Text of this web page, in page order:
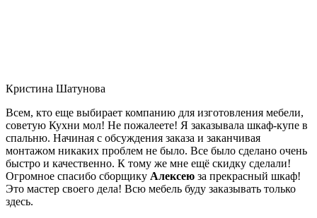
Кристина Шатунова
Всем, кто еще выбирает компанию для изготовления мебели,
советую Кухни мол! Не пожалеете! Я заказывала шкаф-купе в
спальню. Начиная с обсуждения заказа и заканчивая
монтажом никаких проблем не было. Все было сделано очень
быстро и качественно. К тому же мне ещё скидку сделали!
Огромное спасибо сборщику Алексею за прекрасный шкаф!
Это мастер своего дела! Всю мебель буду заказывать только
здесь.